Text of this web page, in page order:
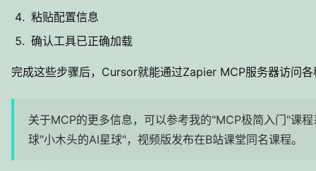
粘贴配置信息
确认工具已正确加载
完成这些步骤后，Cursor就能通过Zapier MCP服务器访问
关于MCP的更多信息，可以参考我的"MCP极简入门"课
球"小木头的AI星球"，视频版发布在B站课堂同名课程。